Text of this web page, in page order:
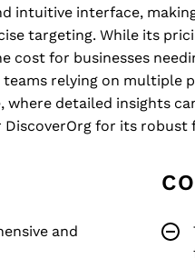
intuitive interface,
targeting. While its
cost for businesses
teams relying on multiple
where detailed insights
for its
and